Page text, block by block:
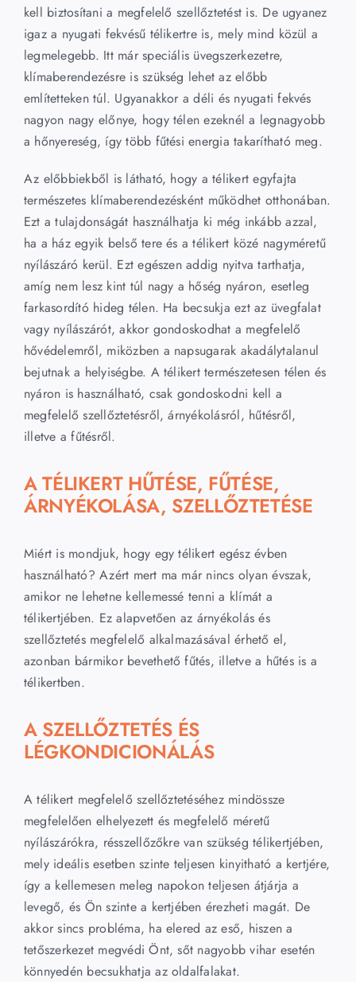
kell biztosítani a megfelelő szellőztetést is. De ugyanez
igaz a nyugati fekvésű télikertre is, mely mind közül a
legmelegebb. Itt már speciális üvegszerkezetre,
klímaberendezésre is szükség lehet az előbb
említetteken túl. Ugyanakkor a déli és nyugati fekvés
nagyon nagy előnye, hogy télen ezeknél a legnagyobb
a hőnyereség, így több fűtési energia takarítható meg.
Az előbbiekből is látható, hogy a télikert egyfajta
természetes klímaberendezésként működhet otthonában.
Ezt a tulajdonságát használhatja ki még inkább azzal,
ha a ház egyik belső tere és a télikert közé nagyméretű
nyílászáró kerül. Ezt egészen addig nyitva tarthatja,
amíg nem lesz kint túl nagy a hőség nyáron, esetleg
farkasordító hideg télen. Ha becsukja ezt az üvegfalat
vagy nyílászárót, akkor gondoskodhat a megfelelő
hővédelemről, miközben a napsugarak akadálytalanul
bejutnak a helyiségbe. A télikert természetesen télen és
nyáron is használható, csak gondoskodni kell a
megfelelő szellőztetésről, árnyékolásról, hűtésről,
illetve a fűtésről.
A TÉLIKERT HŰTÉSE, FŰTÉSE,
ÁRNYÉKOLÁSA, SZELLŐZTETÉSE
Miért is mondjuk, hogy egy télikert egész évben
használható? Azért mert ma már nincs olyan évszak,
amikor ne lehetne kellemessé tenni a klímát a
télikertjében. Ez alapvetően az árnyékolás és
szellőztetés megfelelő alkalmazásával érhető el,
azonban bármikor bevethető fűtés, illetve a hűtés is a
télikertben.
A SZELLŐZTETÉS ÉS
LÉGKONDICIONÁLÁS
A télikert megfelelő szellőztetéséhez mindössze
megfelelően elhelyezett és megfelelő méretű
nyílászárókra, résszellőzőkre van szükség télikertjében,
mely ideális esetben szinte teljesen kinyitható a kertjére,
így a kellemesen meleg napokon teljesen átjárja a
levegő, és Ön szinte a kertjében érezheti magát. De
akkor sincs probléma, ha elered az eső, hiszen a
tetőszerkezet megvédi Önt, sőt nagyobb vihar esetén
könnyedén becsukhatja az oldalfalakat.